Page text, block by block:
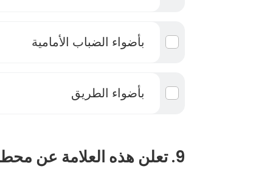
بأضواء الضباب الأمامية
بأضواء الطريق
9. تعلن هذه العلامة عن محطة وقوف مخصصة :